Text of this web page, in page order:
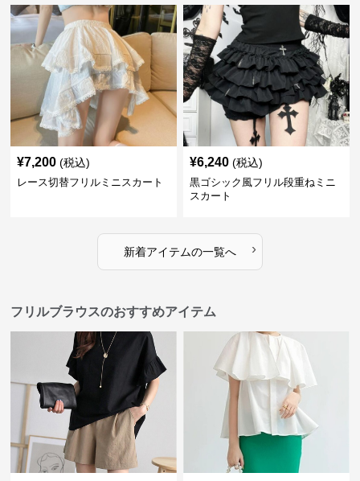
¥7,200 (税込)
レース切替フリルミニスカート
¥6,240 (税込)
黒ゴシック風フリル段重ねミニ
スカート
新着アイテムの一覧へ ›
フリルブラウスのおすすめアイテム